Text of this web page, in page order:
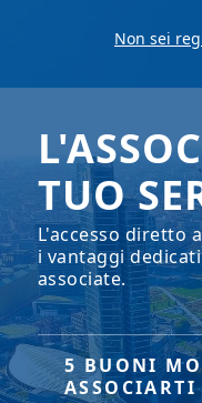
Non sei
TUO
L'accesso diretto
i vantaggi
associate.
5 BUONI
ASSOCIARTI